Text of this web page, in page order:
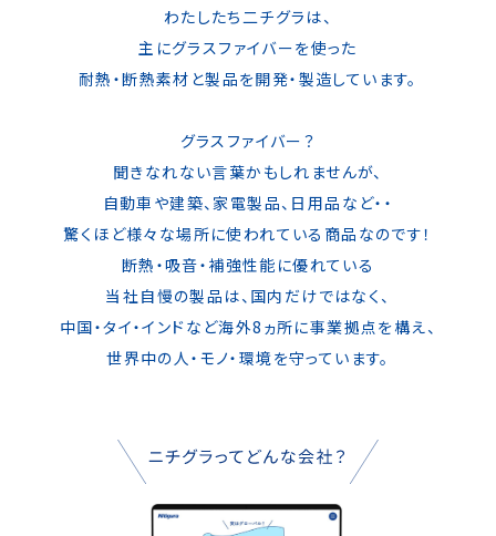
わたしたち二チグラは、
主にグラスファイバーを使った
耐熱・断熱素材と製品を開発・製造しています。
グラスファイバー？
聞きなれない言葉かもしれませんが、
自動車や建築、家電製品、日用品など・・
驚くほど様々な場所に使われている商品なのです！
断熱・吸音・補強性能に優れている
当社自慢の製品は、 国内だけではなく、
中国・タイ・インドなど海外8ヵ所に事業拠点を構え、
世界中の人・モノ・環境を守っています。